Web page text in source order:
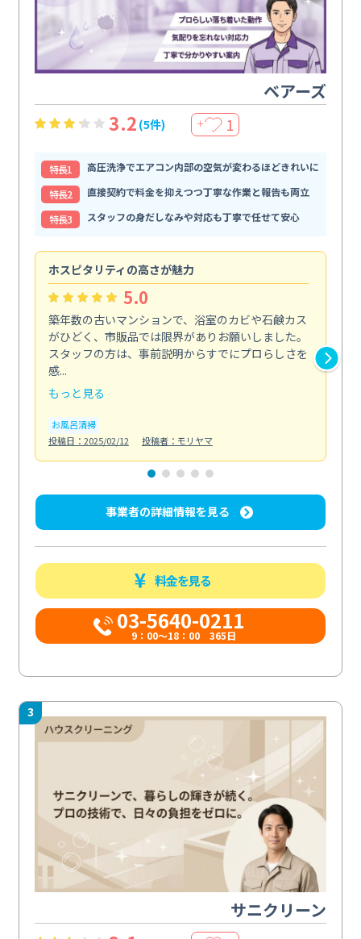
ベアーズ
3.2 (5件) ＋ 1
特⻑1
高圧洗浄でエアコン内部の空気が変わるほどきれいに
特⻑2
直接契約で料金を抑えつつ丁寧な作業と報告も両立
特⻑3
スタッフの身だしなみや対応も丁寧で任せて安心
ホスピタリティの高さが魅力
5.0
築年数の古いマンションで、浴室のカビや石鹸カス
がひどく、市販品では限界がありお願いしました。
スタッフの方は、事前説明からすでにプロらしさを
感...
もっと見る
お風呂清掃
投稿日：2025/02/12
投稿者：モリヤマ
事業者の詳細情報を見る
料金を見る
03-5640-0211
9：00～18：00 365日
3
サニクリーン